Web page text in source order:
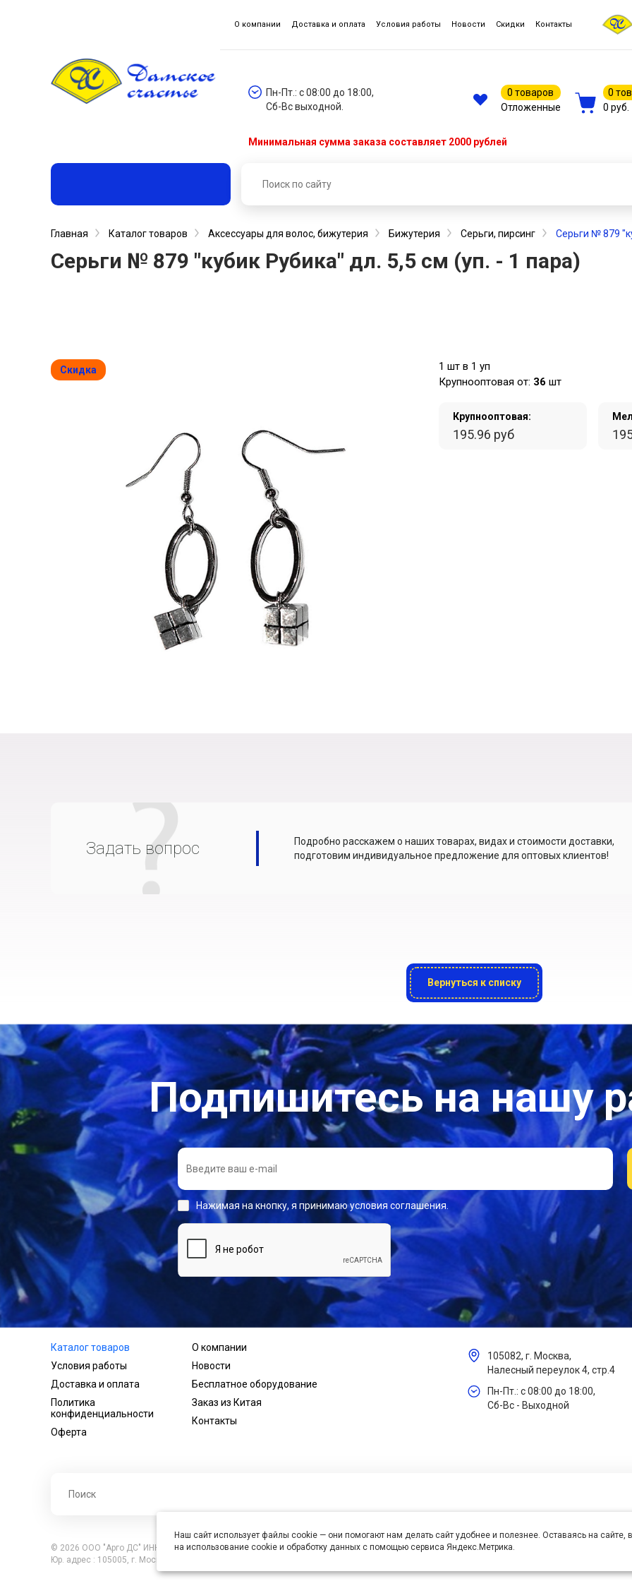
О компании Доставка и оплата Условия работы Новости Скидки Контакты
Пн-Пт.: с 08:00 до 18:00,
Сб-Вс выходной.
0 товаров
Отложенные
0
0 руб.
Минимальная сумма заказа составляет 2000 рублей
Главная Каталог товаров Аксессуары для волос, бижутерия Бижутерия Серьги, пирсинг Серьги № 879
Серьги № 879 "кубик Рубика" дл. 5,5 см (уп. - 1 пара)
Скидка
1 шт в 1 уп
Крупнооптовая от: 36 шт
Крупнооптовая:
195.96 руб
Задать вопрос
Подробно расскажем о наших товарах, видах и стоимости доставки,
подготовим индивидуальное предложение для оптовых клиентов!
Вернуться к списку
Подпишитесь на нашу
Нажимая на кнопку, я принимаю условия соглашения.
Каталог товаров
Условия работы
Доставка и оплата
Политика
конфиденциальности
Оферта
О компании
Новости
Бесплатное оборудование
Заказ из Китая
Контакты
105082, г. Москва,
Налесный переулок 4, стр.4
Пн-Пт.: с 08:00 до 18:00,
Сб-Вс - Выходной
© 2026 ООО "Арго ДС" ИНН 7701121430 ОГРН 1027739360417, Все права защищены
Юр. адрес : 105005, г. Москва, ул. Бауманская, д.20, стр. 3
Наш сайт использует файлы cookie — они помогают нам делать сайт удобнее и полезнее. Оставаясь на сайте,
на использование cookie и обработку данных с помощью сервиса Яндекс.Метрика.